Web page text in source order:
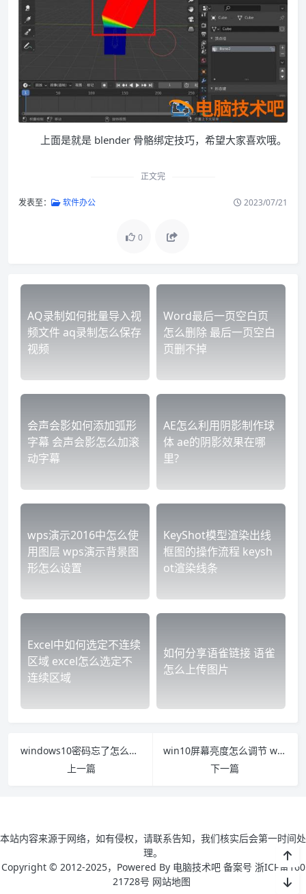
上面是就是 blender 骨骼绑定技巧，希望大家喜欢哦。
正文完
发表至： 软件办公 2023/07/21
0
AQ录制如何批量导入视
频文件 aq录制怎么保存
视频
Word最后一页空白页
怎么删除 最后一页空白
页删不掉
会声会影如何添加弧形
字幕 会声会影怎么加滚
动字幕
AE怎么利用阴影制作球
体 ae的阴影效果在哪
里?
wps演示2016中怎么使
用图层 wps演示背景图
形怎么设置
KeyShot模型渲染出线
框图的操作流程 keysh
ot渲染线条
Excel中如何选定不连续
区域 excel怎么选定不
连续区域
如何分享语雀链接 语雀
怎么上传图片
windows10密码忘了怎么办 windows10密码忘了怎么办开机
上一篇
win10屏幕亮度怎么调节 win10屏幕亮度怎么调节2021
下一篇
本站内容来源于网络，如有侵权，请联系告知，我们核实后会第一时间处
理。
Copyright © 2012-2025，Powered By 电脑技术吧 备案号 浙ICP备160
21728号 网站地图